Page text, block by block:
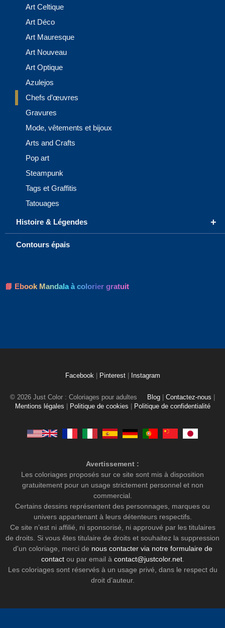
Art Celtique
Art Déco
Art Mauresque
Art Nouveau
Art Optique
Azulejos
Chefs d’œuvres
Gravures
Mode, vêtements et bijoux
Arts and Crafts
Pop art
Steampunk
Tags et Graffitis
Tatouages
+
Histoire & Légendes
Contours épais
📘 Ebook Mandala à colorier gratuit
Facebook Pinterest Instagram
© 2026 Just Color : Coloriages pour adultes Blog Contactez-nous
Mentions légales
Politique de cookies Politique de confidentialité
Avertissement :
Les coloriages proposés sur ce site sont mis à disposition
gratuitement pour un usage strictement personnel et non
commercial.
Certains dessins représentent des personnages, marques ou
univers appartenant à leurs détenteurs respectifs.
Ce site n’est ni affilié, ni sponsorisé, ni approuvé par les titulaires
de droits. Si vous êtes titulaire de droits et souhaitez la suppression
d'un coloriage, merci de nous contacter via notre formulaire de
contactou par email à contact@justcolor.net.
Les coloriages sont réservés à un usage privé, dans le respect du
droit d’auteur.